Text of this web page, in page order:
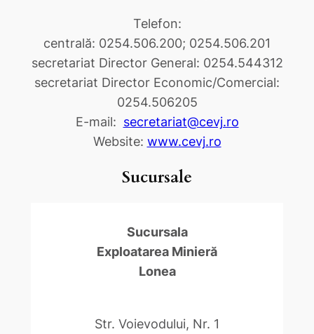
Telefon:
centrală: 0254.506.200; 0254.506.201
secretariat Director General: 0254.544312
secretariat Director Economic/Comercial:
0254.506205
E-mail: secretariat@cevj.ro
Website: www.cevj.ro
Sucursale
Sucursala
Exploatarea Minieră
Lonea
Str. Voievodului, Nr. 1